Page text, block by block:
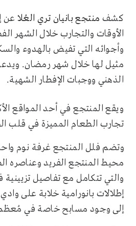
كشف منتجع بانيان تري العُلا عن
الأوقات والتجارب خلال الشهر
وأجوائه التي تفيض بالهدوء
مثيل لها خلال شهر رمضان.
الذهني ووجبات الإفطار الشهية.
ويقع المنتجع في أحد المواقع
تجارب الطعام المميزة في قلب
وتضم فلل المنتجع غرفة نوم
محيط المنتجع الفريد وعناصره
والتي تتكامل مع تفاصيل
إطلالات بانورامية خلابة على
إلى وجود مسابح خاصة في